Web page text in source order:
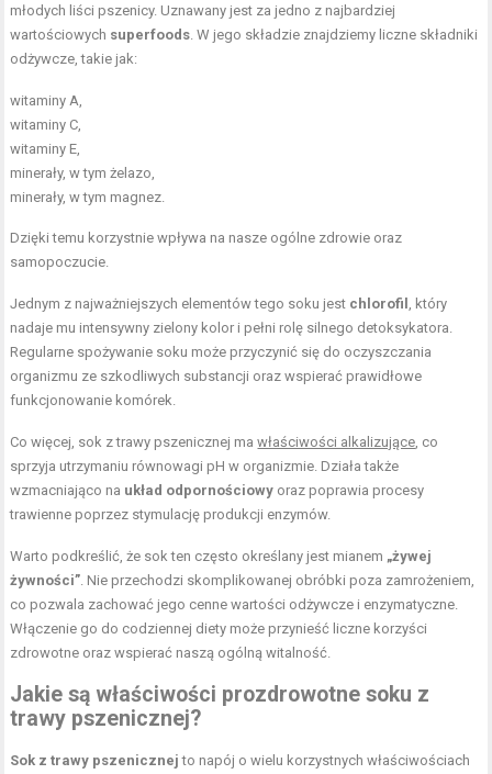
młodych liści pszenicy. Uznawany jest za jedno z najbardziej
wartościowych superfoods . W jego składzie znajdziemy liczne składniki
odżywcze, takie jak:
witaminy A,
witaminy C,
witaminy E
minerały, w tym żelazo,
minerały, w tym magnez.
Dzięki temu korzystnie wpływa na nasze ogólne zdrowie oraz
samopoczucie.
Jednym z najważniejszych elementów tego soku jest chlorofil
, który
nadaje mu intensywny zielony kolor i pełni rolę silnego detoksykatora.
Regularne spożywanie soku może przyczynić się do oczyszczania
organizmu ze szkodliwych substancji oraz wspierać prawidłowe
funkcjonowanie komórek.
Co więcej, sok z trawy pszenicznej mawłaściwości alkalizujące , co
sprzyja utrzymaniu równowagi pH w organizmie. Działa także
wzmacniająco na układ odpornościowy oraz poprawia procesy
trawienne poprzez stymulację produkcji enzymów.
Warto podkreślić, że sok ten często określany jest mianem „żywej
żywności” . Nie przechodzi skomplikowanej obróbki poza zamrożeniem,
co pozwala zachować jego cenne wartości odżywcze i enzymatyczne.
Włączenie go do codziennej diety może przynieść liczne korzyści
zdrowotne oraz wspierać naszą ogólną witalność.
Jakie są właściwości prozdrowotne soku z
trawy pszenicznej?
Sok z trawy pszenicznej to napój o wielu korzystnych właściwościach